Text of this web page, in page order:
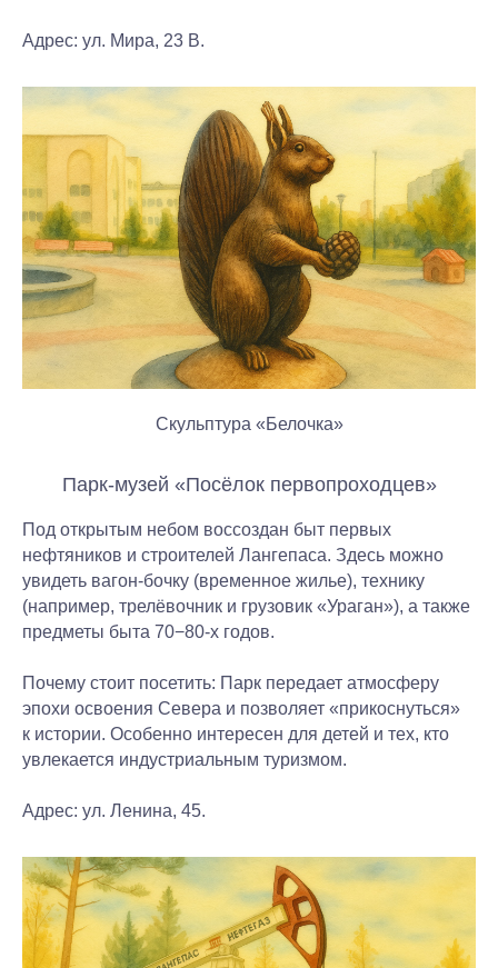
Адрес: ул. Мира, 23 В.
Скульптура «Белочка»
Парк-музей «Посёлок первопроходцев»
Под открытым небом воссоздан быт первых
нефтяников и строителей Лангепаса. Здесь можно
увидеть вагон-бочку (временное жилье), технику
(например, трелёвочник и грузовик «Ураган»), а также
предметы быта 70−80-х годов.
Почему стоит посетить: Парк передает атмосферу
эпохи освоения Севера и позволяет «прикоснуться»
к истории. Особенно интересен для детей и тех, кто
увлекается индустриальным туризмом.
Адрес: ул. Ленина, 45.